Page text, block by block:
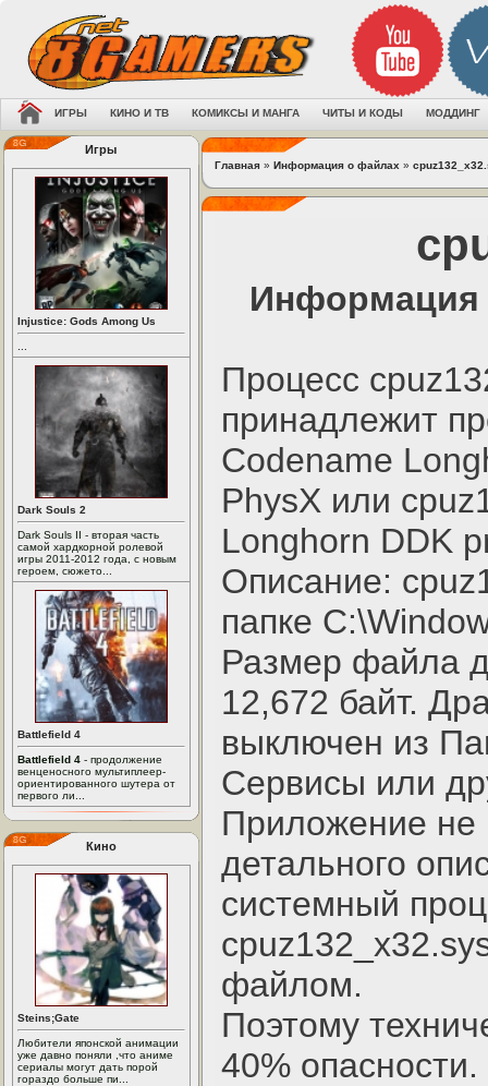
ИГРЫ КИНО И ТВ КОМИКСЫ И МАНГА ЧИТЫ И КОДЫ МОДДИНГ
Игры
Injustice: Gods Among Us
Dark Souls 2
Dark Souls II - вторая часть
самой хардкорной ролевой
игры 2011-2012 года, с новым
героем, сюжето...
Battlefield 4
Battlefield 4 - продолжение
венценосного мультиплеер-
ориентированного шутера от
первого ли...
Кино
Steins;Gate
Любители японской анимации
уже давно поняли ,что аниме
сериалы могут дать порой
гораздо больше пи...
Главная » Информация о файлах »
Информация
Процесс
принадлежит
Codename
PhysX или
Longhorn DDK
Описание:
папке
Размер файла
12,672 байт.
выключен из
Сервисы или
Приложение не
детального
системный
файлом.
Поэтому
40% опасности.